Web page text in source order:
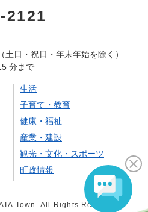
2121
日・祝日・年末年始を除く）
分まで
生活
子育て・教育
健康・福祉
産業・建設
観光・文化・スポーツ
町政情報
Town. All Rights Reserved.